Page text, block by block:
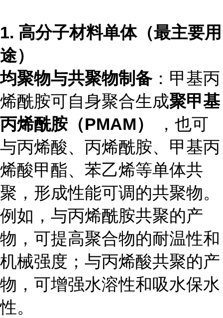
1. 高分子材料单体（最主要用
途）
均聚物与共聚物制备：甲基丙
烯酰胺可自身聚合生成聚甲基
丙烯酰胺（PMAM）
，也可
与丙烯酸、丙烯酰胺、甲基丙
烯酸甲酯、苯乙烯等单体共
聚，形成性能可调的共聚物。
例如，与丙烯酰胺共聚的产
物，可提高聚合物的耐温性和
机械强度；与丙烯酸共聚的产
物，可增强水溶性和吸水保水
性。